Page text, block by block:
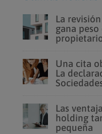
La
gana
Una cita
La
Las
holding
pequeña